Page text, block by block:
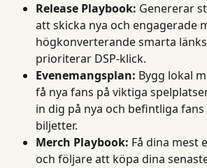
Release Playbook: Genererar
att skicka nya och engagerade
högkonverterande smarta
prioriterar DSP-klick.
Evenemangsplan: Bygg lokal
få nya fans på viktiga
in dig på nya och befintliga
biljetter.
Merch Playbook: Få dina mest
och följare att köpa dina